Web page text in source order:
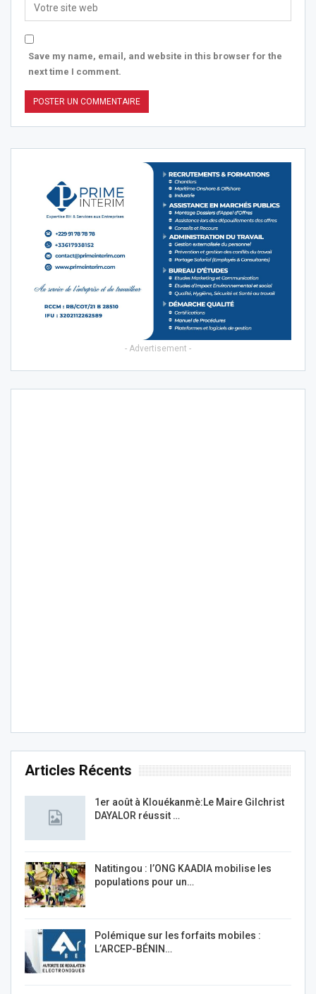
Save my name, email, and website in this browser for the
next time I comment.
- Advertisement -
Articles Récents
1er août à Klouékanmè:Le Maire Gilchrist
DAYALOR réussit …
Natitingou : l’ONG KAADIA mobilise les
populations pour un…
Polémique sur les forfaits mobiles :
L’ARCEP-BÉNIN…